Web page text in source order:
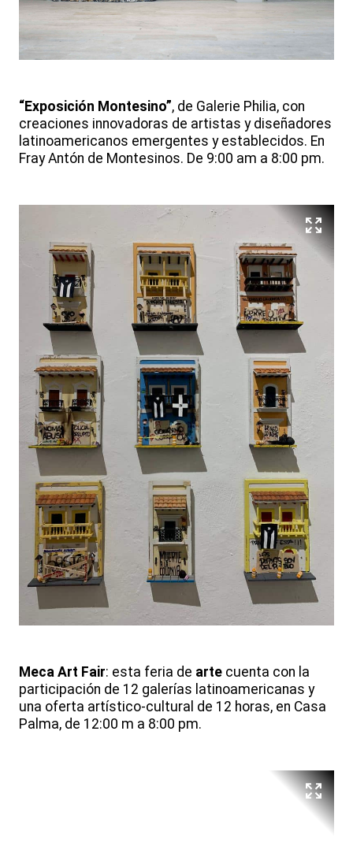
“Exposición Montesino”, de Galerie Philia, con
creaciones innovadoras de artistas y diseñadores
latinoamericanos emergentes y establecidos. En
Fray Antón de Montesinos. De 9:00 am a 8:00 pm.
Meca Art Fair: esta feria de arte cuenta con la
participación de 12 galerías latinoamericanas y
una oferta artístico-cultural de 12 horas, en Casa
Palma, de 12:00 m a 8:00 pm.